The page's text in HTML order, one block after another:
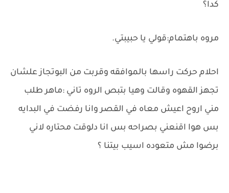
كدا؟
مروه باهتمام:قولي يا حبيبتي.
احلام حركت راسها بالموافقه وقربت من البوتجاز علشان
تجهز القهوه وقالت وهيا بتبص الروه تاني :ماهر طلب
مني اروح اعيش معاه في القصر وانا رفضت في البدايه
بس هوا اقنعني بصراحه بس انا دلوقت محتاره لاني
برضوا مش متعوده اسيب بيتنا ؟